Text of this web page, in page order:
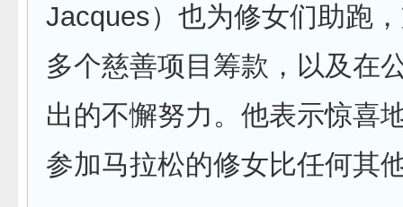
Jacques）也为修女们助跑
多个慈善项目筹款，以及在
出的不懈努力。他表示惊喜
参加马拉松的修女比任何其